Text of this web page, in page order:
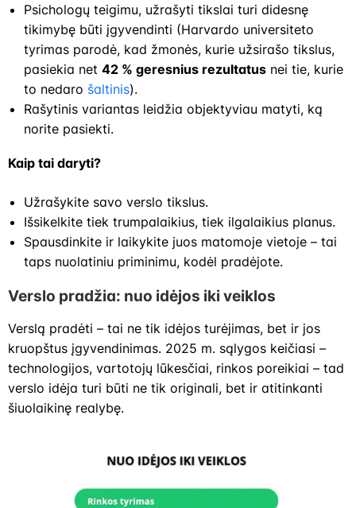
Psichologų teigimu, užrašyti tikslai turi didesnę
tikimybę būti įgyvendinti (Harvardo universiteto
tyrimas parodė, kad žmonės, kurie užsirašo tikslus,
pasiekia net 42 % geresnius rezultatus nei tie, kurie
to nedaro šaltinis).
Rašytinis variantas leidžia objektyviau matyti, ką
norite pasiekti.
Kaip tai daryti?
Užrašykite savo verslo tikslus.
Išsikelkite tiek trumpalaikius, tiek ilgalaikius planus.
Spausdinkite ir laikykite juos matomoje vietoje – tai
taps nuolatiniu priminimu, kodėl pradėjote.
Verslo pradžia: nuo idėjos iki veiklos
Verslą pradėti – tai ne tik idėjos turėjimas, bet ir jos
kruopštus įgyvendinimas. 2025 m. sąlygos keičiasi –
technologijos, vartotojų lūkesčiai, rinkos poreikiai – tad
verslo idėja turi būti ne tik originali, bet ir atitinkanti
šiuolaikinę realybę.